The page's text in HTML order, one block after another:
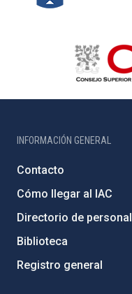
INFORMACIÓN GENERAL
Contacto
Cómo llegar al IAC
Directorio de personal
Biblioteca
Registro general